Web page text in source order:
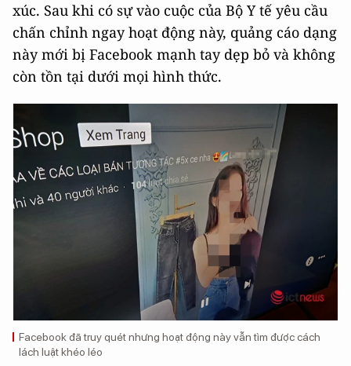
xúc. Sau khi có sự vào cuộc của Bộ Y tế yêu cầu
chấn chỉnh ngay hoạt động này, quảng cáo dạng
này mới bị Facebook mạnh tay dẹp bỏ và không
còn tồn tại dưới mọi hình thức.
Facebook đã truy quét nhưng hoạt động này vẫn tìm được cách
lách luật khéo léo